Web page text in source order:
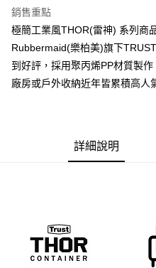
３．安心：先確認商品／服務後，再
１．於結帳方式選擇「AFTEE先享
結帳頁面，進行簡訊認證並確認金
２．訂單成立數日內，您將收到繳費
３．收到繳費通知簡訊後14天內，
後付繳納相關費用。
※ 交易是否成功請以「AFTEE先享
易，需依本服務之必要範圍內提供
權轉讓予恩沛科技股份有限公司。
２．關於個人資料處理事宜，請瀏
宅配
每筆NT$100，滿NT$2,500(含
銷售重點
極簡工業風THOR(雷神) 系列商
Rubbermaid(樂柏美)旗下
到好評，採用聚丙烯PP材質製
廠房或戶外收納近年皆累積高人
詳細說明